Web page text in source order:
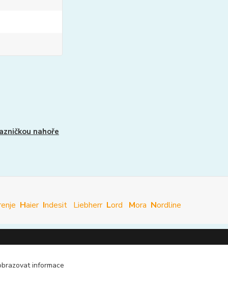
nahoře
Haier Indesit Liebherr Lord Mora Nordline
kontakt
informace